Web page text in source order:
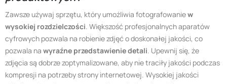
Zawsze używaj sprzętu, który umożliwia fotografowaniew
wysokiej rozdzielczości. Większość profesjonalnych aparatów
cyfrowych pozwala na robienie zdjęć o doskonałej jakości, co
pozwala na wyraźne przedstawienie detali. Upewnij się, że
zdjęcia są dobrze zoptymalizowane, aby nie traciły jakości podczas
kompresji na potrzeby strony internetowej. Wysokiej jakości